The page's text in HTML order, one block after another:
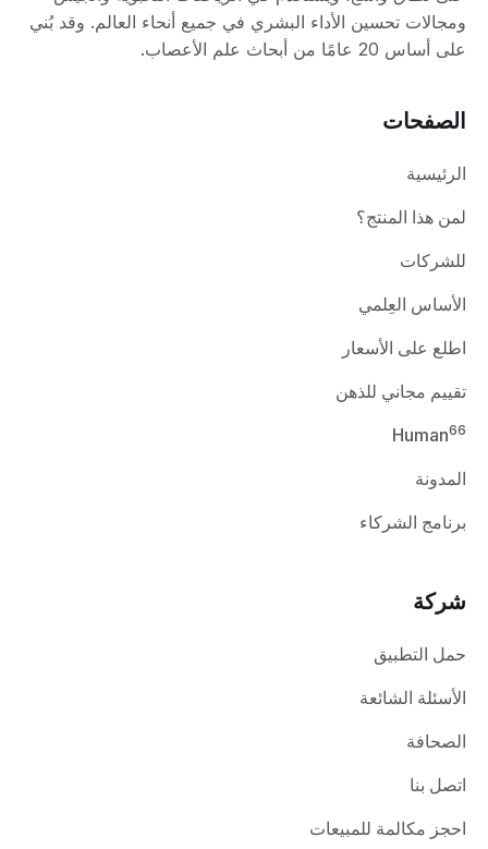
ومجالات تحسين الأداء البشري في جميع أنحاء العالم. وقد بُني
على أساس 20 عامًا من أبحاث علم الأعصاب.
الصفحات
الرئيسية
لمن هذا المنتج؟
للشركات
الأساس العِلمي
اطلع على الأسعار
تقييم مجاني للذهن
Human66
المدونة
برنامج الشركاء
شركة
حمل التطبيق
الأسئلة الشائعة
الصحافة
اتصل بنا
احجز مكالمة للمبيعات